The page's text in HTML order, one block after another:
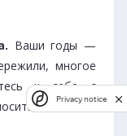
Ваши годы —
многое
к себе с
так же.
Privacy notice
Privacy notice